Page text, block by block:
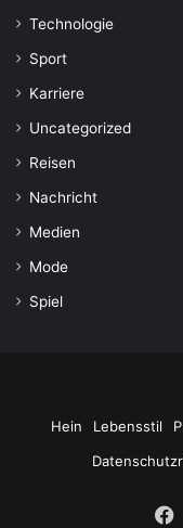
Technologie
Sport
Karriere
Uncategorized
Reisen
Nachricht
Medien
Mode
Spiel
Hein
Lebensstil